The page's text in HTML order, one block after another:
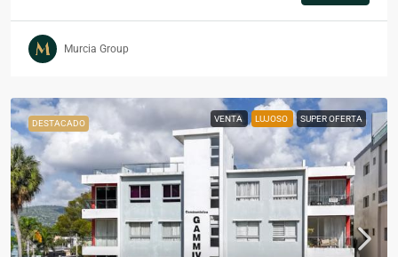
Murcia Group
DESTACADO VENTA LUJOSO SUPER OFERTA